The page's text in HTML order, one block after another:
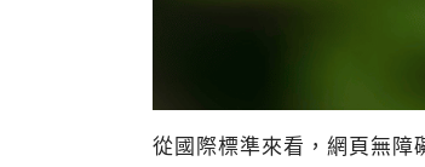
從國際標準來看，網頁無